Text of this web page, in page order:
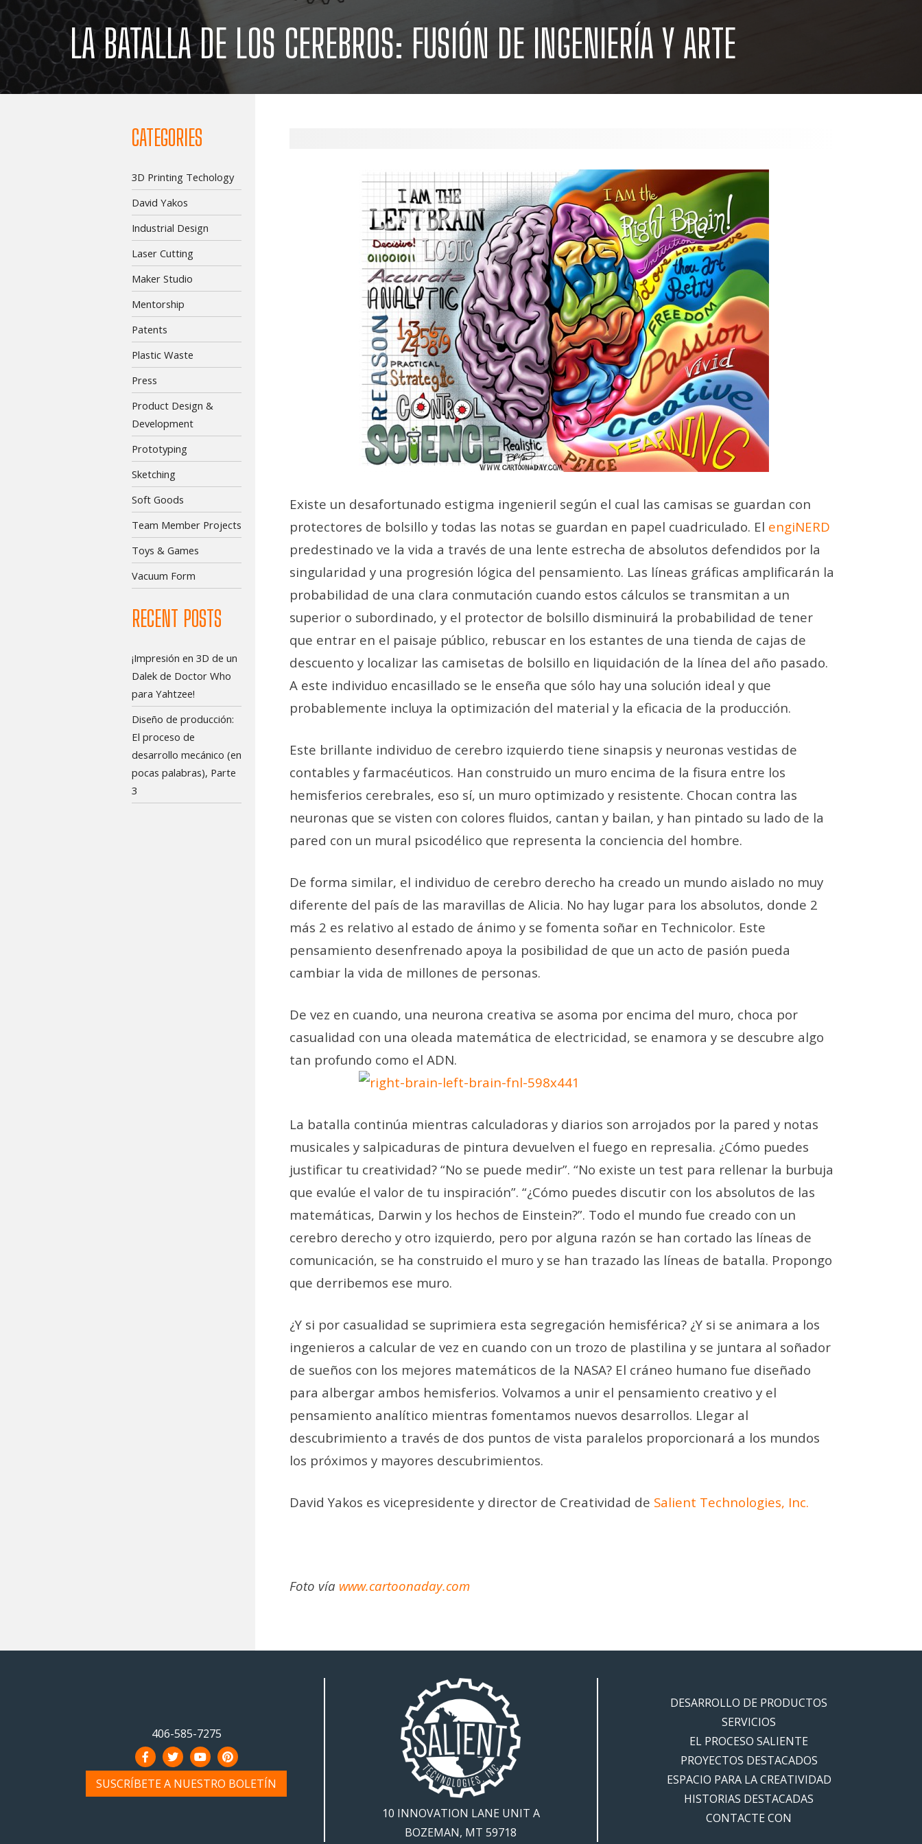
LA BATALLA DE LOS CEREBROS: FUSIÓN DE INGENIERÍA Y ARTE
Existe un desafortunado estigma ingenieril según el cual las camisas se guardan con
protectores de bolsillo y todas las notas se guardan en papel cuadriculado. El engiNERD
predestinado ve la vida a través de una lente estrecha de absolutos defendidos por la
singularidad y una progresión lógica del pensamiento. Las líneas gráficas amplificarán la
probabilidad de una clara conmutación cuando estos cálculos se transmitan a un
superior o subordinado, y el protector de bolsillo disminuirá la probabilidad de tener
que entrar en el paisaje público, rebuscar en los estantes de una tienda de cajas de
descuento y localizar las camisetas de bolsillo en liquidación de la línea del año pasado.
A este individuo encasillado se le enseña que sólo hay una solución ideal y que
probablemente incluya la optimización del material y la eficacia de la producción.
Este brillante individuo de cerebro izquierdo tiene sinapsis y neuronas vestidas de
contables y farmacéuticos. Han construido un muro encima de la fisura entre los
hemisferios cerebrales, eso sí, un muro optimizado y resistente. Chocan contra las
neuronas que se visten con colores fluidos, cantan y bailan, y han pintado su lado de la
pared con un mural psicodélico que representa la conciencia del hombre.
De forma similar, el individuo de cerebro derecho ha creado un mundo aislado no muy
diferente del país de las maravillas de Alicia. No hay lugar para los absolutos, donde 2
más 2 es relativo al estado de ánimo y se fomenta soñar en Technicolor. Este
pensamiento desenfrenado apoya la posibilidad de que un acto de pasión pueda
cambiar la vida de millones de personas.
De vez en cuando, una neurona creativa se asoma por encima del muro, choca por
casualidad con una oleada matemática de electricidad, se enamora y se descubre algo
tan profundo como el ADN.
La batalla continúa mientras calculadoras y diarios son arrojados por la pared y notas
musicales y salpicaduras de pintura devuelven el fuego en represalia. ¿Cómo puedes
justificar tu creatividad? “No se puede medir”. “No existe un test para rellenar la burbuja
que evalúe el valor de tu inspiración”. “¿Cómo puedes discutir con los absolutos de las
matemáticas, Darwin y los hechos de Einstein?”. Todo el mundo fue creado con un
cerebro derecho y otro izquierdo, pero por alguna razón se han cortado las líneas de
comunicación, se ha construido el muro y se han trazado las líneas de batalla. Propongo
que derribemos ese muro.
¿Y si por casualidad se suprimiera esta segregación hemisférica? ¿Y si se animara a los
ingenieros a calcular de vez en cuando con un trozo de plastilina y se juntara al soñador
de sueños con los mejores matemáticos de la NASA? El cráneo humano fue diseñado
para albergar ambos hemisferios. Volvamos a unir el pensamiento creativo y el
pensamiento analítico mientras fomentamos nuevos desarrollos. Llegar al
descubrimiento a través de dos puntos de vista paralelos proporcionará a los mundos
los próximos y mayores descubrimientos.
David Yakos es vicepresidente y director de Creatividad de Salient Technologies, Inc.
Foto vía www.cartoonaday.com
CATEGORIES
3D Printing Techology
David Yakos
Industrial Design
Laser Cutting
Maker Studio
Mentorship
Patents
Plastic Waste
Press
Product Design &
Development
Prototyping
Sketching
Soft Goods
Team Member Projects
Toys & Games
Vacuum Form
RECENT POSTS
¡Impresión en 3D de un
Dalek de Doctor Who
para Yahtzee!
Diseño de producción:
El proceso de
desarrollo mecánico (en
pocas palabras), Parte
3
406-585-7275
SUSCRÍBETE A NUESTRO BOLETÍN
10 INNOVATION LANE UNIT A
BOZEMAN, MT 59718
DESARROLLO DE PRODUCTOS
SERVICIOS
EL PROCESO SALIENTE
PROYECTOS DESTACADOS
ESPACIO PARA LA CREATIVIDAD
HISTORIAS DESTACADAS
CONTACTE CON